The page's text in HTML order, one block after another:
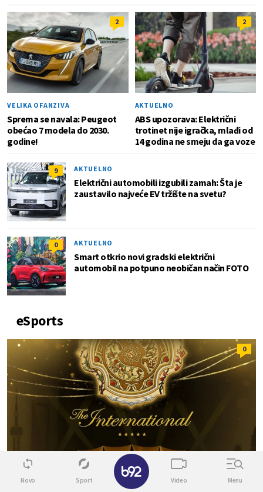
2
VELIKA OFANZIVA
Sprema se navala: Peugeot
obećao 7 modela do 2030.
godine!
2
AKTUELNO
ABS upozorava: Električni
trotinet nije igračka, mlađi od
14 godina ne smeju da ga voze
9 AKTUELNO
Električni automobili izgubili zamah: Šta je
zaustavilo najveće EV tržište na svetu?
0 AKTUELNO
Smart otkrio novi gradski električni
automobil na potpuno neobičan način FOTO
eSports
0
Novo Sport Video Menu